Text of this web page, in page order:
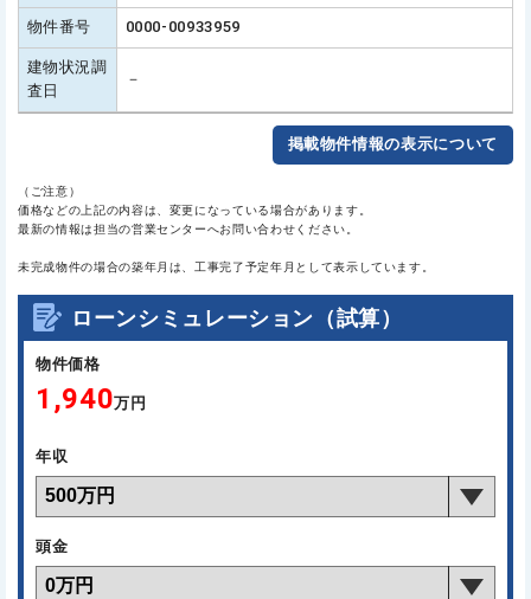
物件番号 0000-00933959
建物状況調
査日
－
掲載物件情報の表示について
（ご注意）
価格などの上記の内容は、変更になっている場合があります。
最新の情報は担当の営業センターへお問い合わせください。
未完成物件の場合の築年月は、工事完了予定年月として表示しています。
ローンシミュレーション（試算）
物件価格
1,940万円
年収
頭金